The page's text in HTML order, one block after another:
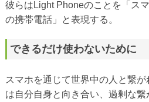
彼らはLight Phoneのことを「ス
の携帯電話」と表現する。
できるだけ使わないために
スマホを通じて世界中の人と繋
は自分自身と向き合い、過剰な繋